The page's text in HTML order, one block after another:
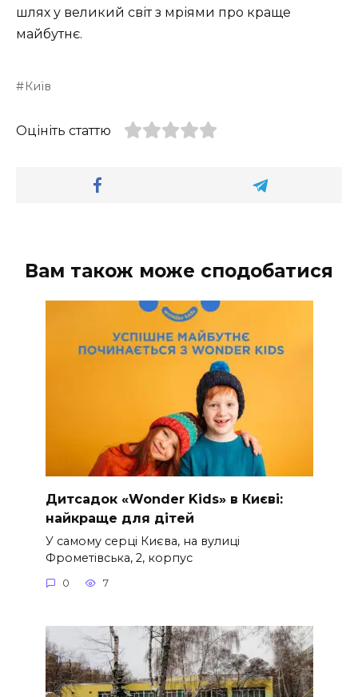
шлях у великий світ з мріями про краще
майбутнє.
Київ
Оцініть статтю
Вам також може сподобатися
Дитсадок «Wonder Kids» в Києві:
найкраще для дітей
У самому серці Києва, на вулиці
Фрометівська, 2, корпус
0 7